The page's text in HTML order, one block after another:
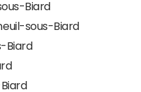
Biard
sous-Biard
Biard